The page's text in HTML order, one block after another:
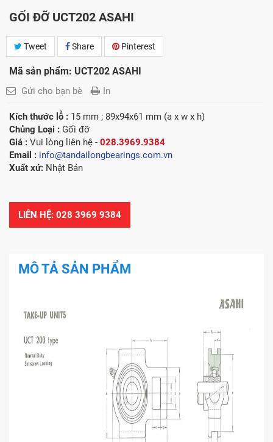
GỐI ĐỠ UCT202 ASAHI
Tweet Share Pinterest
Mã sản phẩm: UCT202 ASAHI
Gửi cho bạn bè In
Kích thước lỗ : 15 mm ; 89x94x61 mm (a x w x h)
Chủng Loại : Gối đỡ
Giá : Vui lòng l iên hệ - 028.3969.9384
Email : info@tandailongbearings.com.vn
Xuất xứ: Nhật Bản
LIÊN HỆ: 028 3969 9384
MÔ TẢ SẢN PHẨM